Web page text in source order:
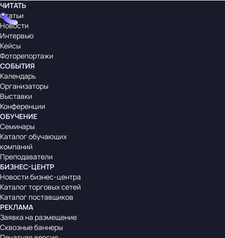
ЧИТАТЬ
Статьи
Новости
Интервью
Кейсы
Фоторепортажи
СОБЫТИЯ
Календарь
Организаторы
Выставки
Конференции
ОБУЧЕНИЕ
Семинары
Каталог обучающих
компаний
Преподаватели
БИЗНЕС-ЦЕНТР
Новости бизнес-центра
Каталог торговых сетей
Каталог поставщиков
РЕКЛАМА
Заявка на размещение
Сквозные баннеры